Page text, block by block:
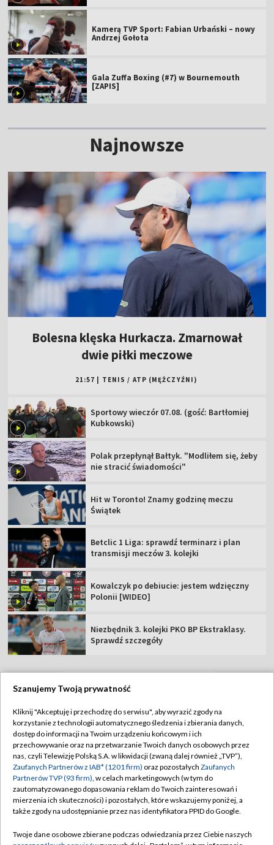
Kamerą TVP Sport: Fabian Urbański – nowy
Andrzej Gołota
Gala Zuffa Boxing (#7) w Bournemouth
[ZAPIS]
Najnowsze
Bolesna klęska Hurkacza. Zmarnował
dwie piłki meczowe
21:57 TENIS / ATP (MĘŻCZYŹNI)
Sportowy wieczór 07.08. (gość: Bartłomiej
Kubkowski)
Polak przepłynął Bałtyk. "Modliłem się, żeby
nie stracić świadomości"
Hit w Toronto! Znamy godzinę meczu
Świątek
Betclic 1 Liga: sprawdź terminarz i plan
transmisji meczów 3. kolejki
Kowalczyk po debiucie: jestem wdzięczny
Polonii [WIDEO]
Niezbędnik 3. kolejki PKO BP Ekstraklasy.
Sprawdź szczegóły
Abonament TVP
Sklep TVP
Biuro Reklamy
Oferta Handlowa
Telegazeta ogłoszenia
Regulamin TVP
Polityka prywatności
Moje zgody
Biuro reklamy
Kontakt
Kanały
Szanujemy Twoją prywatność
Kliknij "Akceptuję i przechodzę do serwisu", aby wyrazić zgody na
korzystanie z technologii automatycznego śledzenia i zbierania danych,
dostęp do informacji na Twoim urządzeniu końcowym i ich
przechowywanie oraz na przetwarzanie Twoich danych osobowych przez
nas, czyli Telewizję Polską S.A. w likwidacji (zwaną dalej również „TVP”),
Zaufanych Partnerów z IAB* (1201 firm) oraz pozostałych Zaufanych
Partnerów TVP (93 firm), w celach marketingowych (w tym do
zautomatyzowanego dopasowania reklam do Twoich zainteresowań i
mierzenia ich skuteczności) i pozostałych, które wskazujemy poniżej, a
także zgody na udostępnianie przez nas identyfikatora PPID do Google.
Twoje dane osobowe zbierane podczas odwiedzania przez Ciebie naszych